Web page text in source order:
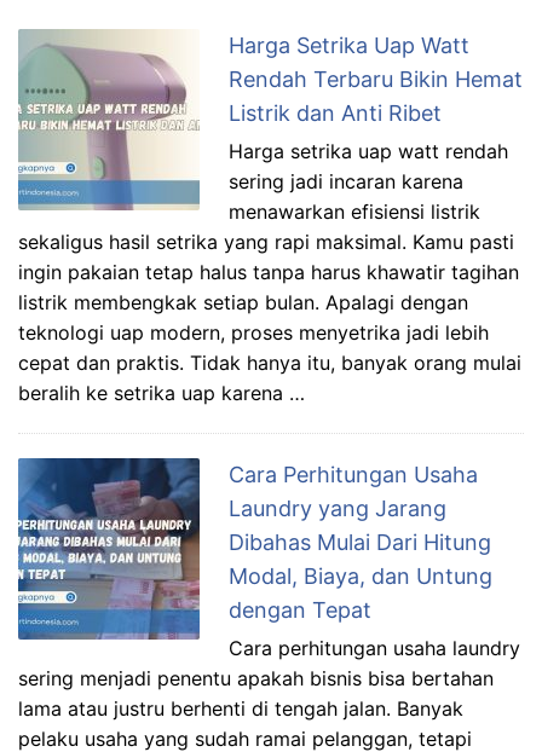
Harga Setrika Uap Watt
Rendah Terbaru Bikin Hemat
Listrik dan Anti Ribet
Harga setrika uap watt rendah
sering jadi incaran karena
menawarkan efisiensi listrik
sekaligus hasil setrika yang rapi maksimal. Kamu pasti
ingin pakaian tetap halus tanpa harus khawatir tagihan
listrik membengkak setiap bulan. Apalagi dengan
teknologi uap modern, proses menyetrika jadi lebih
cepat dan praktis. Tidak hanya itu, banyak orang mulai
beralih ke setrika uap karena …
Cara Perhitungan Usaha
Laundry yang Jarang
Dibahas Mulai Dari Hitung
Modal, Biaya, dan Untung
dengan Tepat
Cara perhitungan usaha laundry
sering menjadi penentu apakah bisnis bisa bertahan
lama atau justru berhenti di tengah jalan. Banyak
pelaku usaha yang sudah ramai pelanggan, tetapi